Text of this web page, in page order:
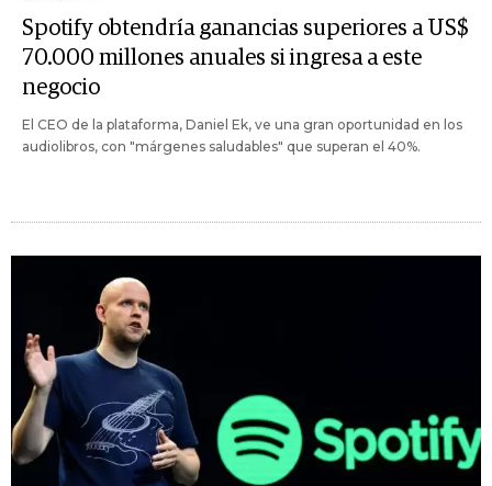
Spotify obtendría ganancias superiores a US$
70.000 millones anuales si ingresa a este
negocio
El CEO de la plataforma, Daniel Ek, ve una gran oportunidad en los
audiolibros, con "márgenes saludables" que superan el 40%.